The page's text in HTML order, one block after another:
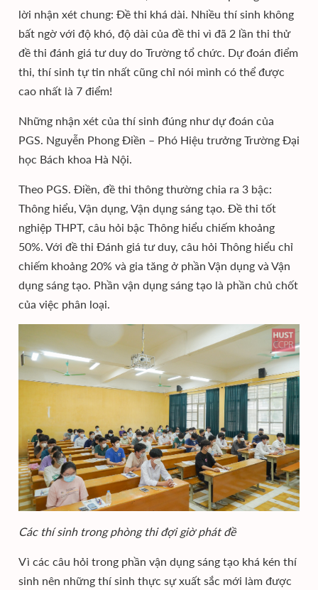
lời nhận xét chung: Đề thi khá dài. Nhiều thí sinh không
bất ngờ với độ khó, độ dài của đề thi vì đã 2 lần thi thử
đề thi đánh giá tư duy do Trường tổ chức. Dự đoán điểm
thi, thí sinh tự tin nhất cũng chỉ nói mình có thể được
cao nhất là 7 điểm!
Những nhận xét của thí sinh đúng như dự đoán của
PGS. Nguyễn Phong Điền – Phó Hiệu trưởng Trường Đại
học Bách khoa Hà Nội.
Theo PGS. Điền, đề thi thông thường chia ra 3 bậc:
Thông hiểu, Vận dụng, Vận dụng sáng tạo. Đề thi tốt
nghiệp THPT, câu hỏi bậc Thông hiểu chiếm khoảng
50%. Với đề thi Đánh giá tư duy, câu hỏi Thông hiểu chỉ
chiếm khoảng 20% và gia tăng ở phần Vận dụng và Vận
dụng sáng tạo. Phần vận dụng sáng tạo là phần chủ chốt
của việc phân loại.
Các thí sinh trong phòng thi đợi giờ phát đề
Vì các câu hỏi trong phần vận dụng sáng tạo khá kén thí
sinh nên những thí sinh thực sự xuất sắc mới làm được